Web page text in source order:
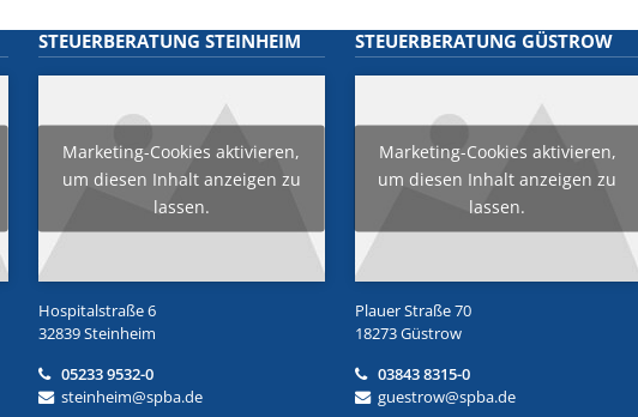
STEUERBERATUNG STEINHEIM
Marketing-Cookies aktivieren,
um diesen Inhalt anzeigen zu
lassen.
Hospitalstraße 6
32839 Steinheim
05233 9532-0
steinheim@spba.de
STEUERBERATUNG GÜSTROW
Marketing-Cookies aktivieren,
um diesen Inhalt anzeigen zu
lassen.
Plauer Straße 70
18273 Güstrow
03843 8315-0
guestrow@spba.de